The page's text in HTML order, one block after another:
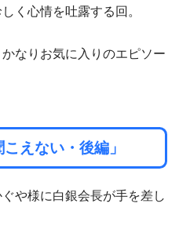
く心情を吐露する回。
なりお気に入りのエピソー
えない・後編」
や様に白銀会長が手を差し